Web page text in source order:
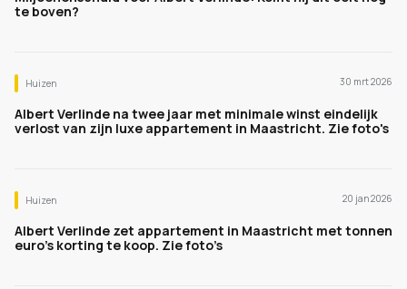
te boven?
Huizen 30 mrt 2026
Albert Verlinde na twee jaar met minimale winst eindelijk
verlost van zijn luxe appartement in Maastricht. Zie foto's
Huizen 20 jan 2026
Albert Verlinde zet appartement in Maastricht met tonnen
euro’s korting te koop. Zie foto’s